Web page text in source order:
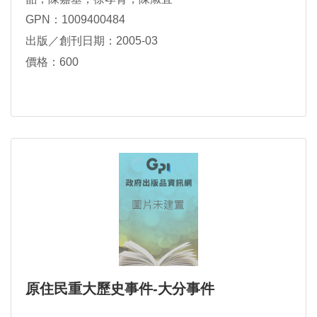
GPN：1009400484
出版／創刊日期：2005-03
價格：600
原住民重大歷史事件-大分事件